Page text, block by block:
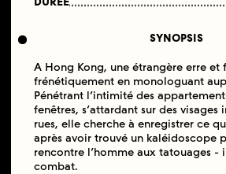
SYNOPSIS
A Hong Kong, une étrangère erre et
frénétiquement en monologuant
Pénétrant l’intimité des
fenêtres, s’attardant sur des visages
rues, elle cherche à enregistrer ce
après avoir trouvé un kaléidoscope
rencontre l’homme aux tatouages -
combat.